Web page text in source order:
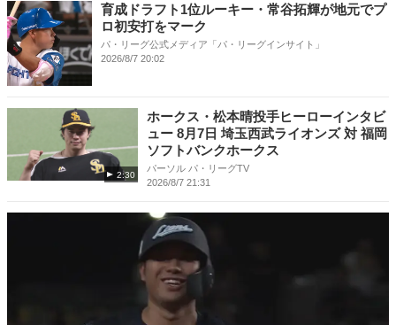
育成ドラフト1位ルーキー・常谷拓輝が地元でプ
ロ初安打をマーク
パ・リーグ公式メディア「パ・リーグインサイト」
2026/8/7 20:02
2:30
ホークス・松本晴投手ヒーローインタビ
ュー 8月7日 埼玉西武ライオンズ 対 福岡
ソフトバンクホークス
パーソル パ・リーグTV
2026/8/7 21:31